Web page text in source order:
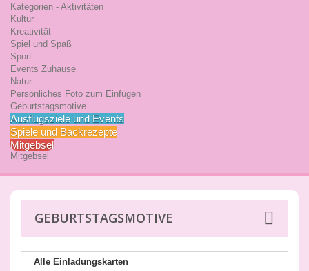
Kategorien - Aktivitäten
Kultur
Kreativität
Spiel und Spaß
Sport
Events Zuhause
Natur
Persönliches Foto zum Einfügen
Geburtstagsmotive
Ausflugsziele und Events
Spiele und Backrezepte
Mitgebsel
Mitgebsel
GEBURTSTAGSMOTIVE
Alle Einladungskarten